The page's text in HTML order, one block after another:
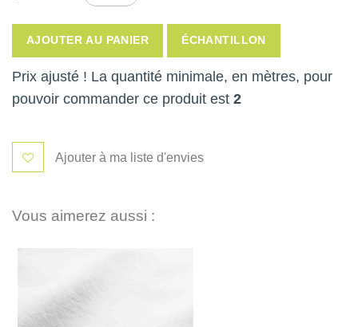
AJOUTER AU PANIER ÉCHANTILLON
Prix ajusté ! La quantité minimale, en mètres, pour
pouvoir commander ce produit est 2
Ajouter à ma liste d'envies
Vous aimerez aussi :